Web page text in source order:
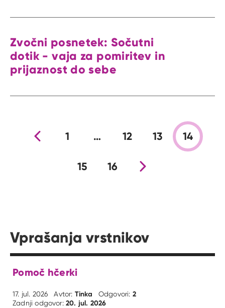
Zvočni posnetek: Sočutni
dotik - vaja za pomiritev in
prijaznost do sebe
Prejšnja stran
1 … 12 13 14
15 16Nova stran
Vprašanja vrstnikov
Pomoč hčerki
17. jul. 2026 Avtor: Tinka Odgovori: 2
Zadnji odgovor:20. jul. 2026